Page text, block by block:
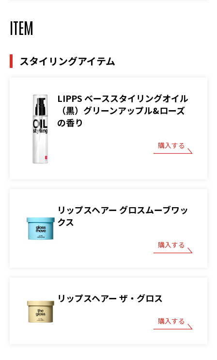
ITEM
スタイリングアイテム
LIPPS ベーススタイリングオイル
（黒）グリーンアップル&ローズ
の香り
購入する
リップスヘアー グロスムーブワッ
クス
購入する
リップスヘアー ザ・グロス
購入する